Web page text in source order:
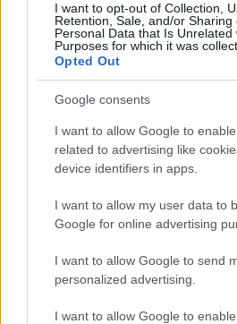
I want to opt-out of Collection,
Retention, Sale, and/or Sharing
Personal Data that Is Unrelated
Purposes for which it was
Opted Out
Google consents
I want to allow Google to
related to advertising like
device identifiers in apps.
I want to allow my user data to
Google for online advertising
I want to allow Google to send
personalized advertising.
I want to allow Google to
megteremtője, a műfajt
gazdagította, mindig a
elvárásokat támasztva
szemben - vélekedett a
miniszter.
Forrás:Hirado.hu
Film Németország Gyász Rendező